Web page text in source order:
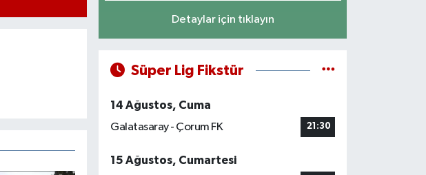
Detaylar için tıklayın
Süper Lig Fikstür
14 Ağustos, Cuma
Galatasaray - Çorum FK
21:30
15 Ağustos, Cumartesi